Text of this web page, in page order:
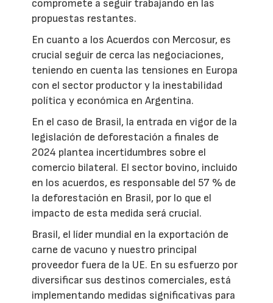
compromete a seguir trabajando en las
propuestas restantes.
En cuanto a los Acuerdos con Mercosur, es
crucial seguir de cerca las negociaciones,
teniendo en cuenta las tensiones en Europa
con el sector productor y la inestabilidad
política y económica en Argentina.
En el caso de Brasil, la entrada en vigor de la
legislación de deforestación a finales de
2024 plantea incertidumbres sobre el
comercio bilateral. El sector bovino, incluido
en los acuerdos, es responsable del 57 % de
la deforestación en Brasil, por lo que el
impacto de esta medida será crucial.
Brasil, el líder mundial en la exportación de
carne de vacuno y nuestro principal
proveedor fuera de la UE. En su esfuerzo por
diversificar sus destinos comerciales, está
implementando medidas significativas para